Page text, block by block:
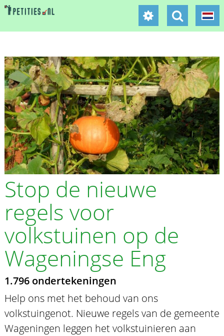
Stop de nieuwe
regels voor
volkstuinen op de
Wageningse Eng
1.796 ondertekeningen
Help ons met het behoud van ons
volkstuingenot. Nieuwe regels van de gemeente
Wageningen leggen het volkstuinieren aan